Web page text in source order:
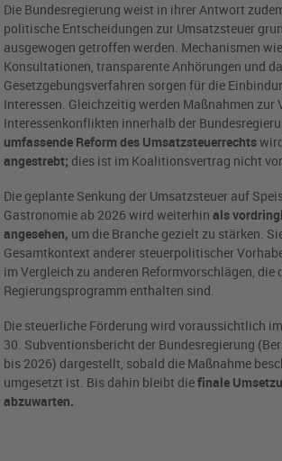
Die Bundesregierung weist in ihrer Antwort
politische Entscheidungen zur Umsatzsteuer
ausgewogen getroffen werden. Mechanismen
Konsultationen, transparente Anhörungen und
Gesetzgebungsverfahren sorgen für die
Interessen. Gleichzeitig werden Maßnahmen zur
Interessenkonflikten innerhalb der
umfassende Reform des Umsatzsteuerrechts
angestrebt; dies ist im Koalitionsvertrag nicht
Die geplante Senkung der Umsatzsteuer auf
Gastronomie ab 2026 wird weiterhinals
angesehen, um die Branche gezielt zu stärken.
Gesamtkontext anderer steuerpolitischer
im Vergleich zu anderen Reformvorschlägen, die
Regierungsprogramm enthalten sind.
Die steuerliche Förderung wird voraussichtlich im
30. Subventionsbericht der Bundesregierung
bis 2026) dargestellt, sobald die Maßnahme
umgesetzt ist. Bis dahin bleibt diefinale
abzuwarten.